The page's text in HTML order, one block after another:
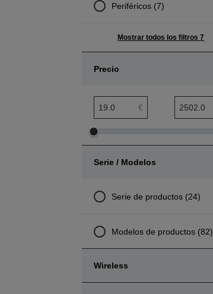
Periféricos (7)
Mostrar todos los filtros 7
Precio
€
Ajustar
rango
de
Ajustar
rango
de
Serie / Modelos
Serie de productos (24)
Modelos de productos (82)
Wireless